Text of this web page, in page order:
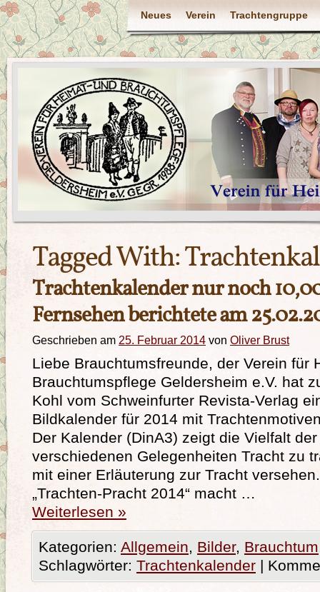
Neues Verein Trachtengruppe
Tagged With:
Trachtenkalender nur noch
Fernsehen berichtete am
Geschrieben am 25. Februar 2014 von Oliver Brust
Liebe Brauchtumsfreunde, der Verein für
Brauchtumspflege Geldersheim e.V. hat
Kohl vom Schweinfurter Revista-Verlag
Bildkalender für 2014 mit
Der Kalender (DinA3) zeigt die Vielfalt
verschiedenen Gelegenheiten Tracht zu
mit einer Erläuterung zur Tracht
„Trachten-Pracht 2014“ macht …
Weiterlesen »
Kategorien: Allgemein, Bilder, Brauchtum
Schlagwörter: Trachtenkalender |